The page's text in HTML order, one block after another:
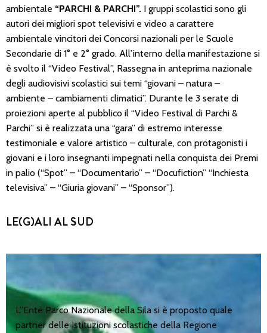
ambientale “PARCHI & PARCHI”. I gruppi scolastici sono gli
autori dei migliori spot televisivi e video a carattere
ambientale vincitori dei Concorsi nazionali per le Scuole
Secondarie di 1° e 2° grado. All’interno della manifestazione si
è svolto il “Video Festival”, Rassegna in anteprima nazionale
degli audiovisivi scolastici sui temi “giovani – natura –
ambiente – cambiamenti climatici”. Durante le 3 serate di
proiezioni aperte al pubblico il “Video Festival di Parchi &
Parchi” si è realizzata una “gara” di estremo interesse
testimoniale e valore artistico – culturale, con protagonisti i
giovani e i loro insegnanti impegnati nella conquista dei Premi
in palio (“Spot” – “Documentario” – “Docufiction” “Inchiesta
televisiva” – “Giuria giovani” – “Sponsor”).
LE(G)ALI AL SUD
L’’Ente Parco Nazionale della Sila si è proposto quale
partner delle Istituzioni scolastiche della Regione